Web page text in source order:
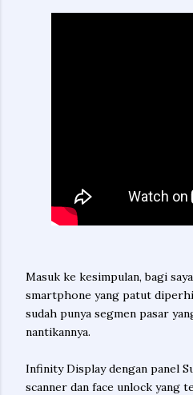
Masuk ke kesimpulan, bagi
smartphone yang patut
sudah punya segmen pasar
nantikannya.
Infinity Display dengan panel
scanner dan face unlock yang